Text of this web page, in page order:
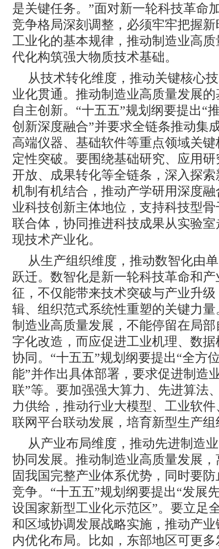
是关键任务。”面对新一轮科技革命
竞争格局深刻调整，必须牢牢把握
工业化的基本规律，推动制造业高
代化构筑强大物质技术基础。
从技术转化维度，推动关键核心
业化贯通。推动制造业高质量发展
自主创新。“十五五”规划纲要提出“
创新深度融合”并要求全链条推动集
高端仪器、基础软件等重点领域关
定性突破。要围绕基础研究、应用
开放、成果转化等全链条，深入探
机制有机结合，推动产学研用深度
业科技创新主体地位，支持科技型
联合体，协同推进科技成果从实验
现技术产业化。
从生产组织维度，推动数智化由
跃迁。数智化是新一轮科技革命和
征，不仅能带来技术突破与产业升
辑、组织范式系统性重塑的关键力
制造业高质量发展，不能停留在局
字化改造，而应促进工业机理、数
协同。“十五五”规划纲要提出“全方
能”并作出具体部署，要求促进制造
联”等。要加强强大算力、先进算法
力供给，推动行业大模型、工业软
联网平台联动发展，培育新型生产
从产业布局维度，推动先进制造
协同发展。推动制造业高质量发展
固我国完整产业体系优势，同时要
竞争。“十五五”规划纲要提出“发展
设国家新型工业化示范区”。要立足
和区域协调发展战略实施，推动产
内优化布局。比如，东部地区可更